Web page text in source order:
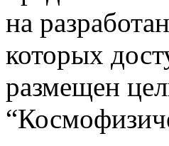
на
которых
размещен